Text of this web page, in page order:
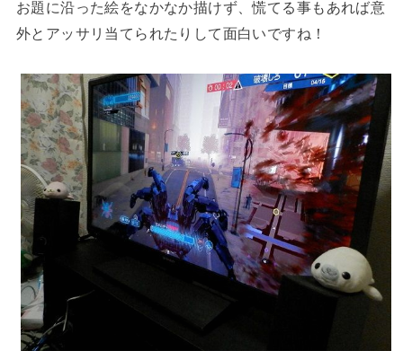
お題に沿った絵をなかなか描けず、慌てる事もあれば意
外とアッサリ当てられたりして面白いですね！